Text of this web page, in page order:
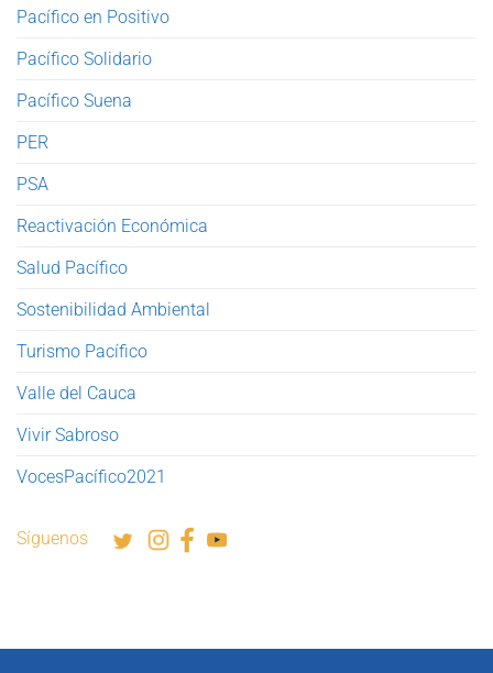
Pacífico en Positivo
Pacífico Solidario
Pacífico Suena
PER
PSA
Reactivación Económica
Salud Pacífico
Sostenibilidad Ambiental
Turismo Pacífico
Valle del Cauca
Vivir Sabroso
VocesPacífico2021
Síguenos